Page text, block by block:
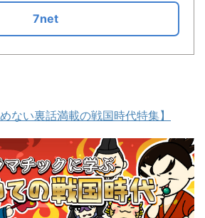
7net
ない裏話満載の戦国時代特集】